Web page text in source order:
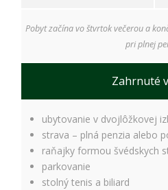
Pobyt začína vo štvrtok večerou a
pri plnej
Zahrnuté
ubytovanie v dvojlôžkovej
strava – plná penzia alebo
raňajky formou švédskych
parkovanie
stolný tenis a biliard